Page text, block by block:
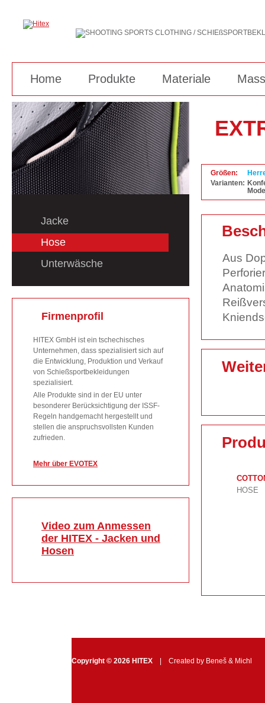
Home Produkte Materiale
Jacke
Hose
Unterwäsche
Firmenprofil
HITEX GmbH ist ein tschechisches
Unternehmen, dass spezialisiert sich auf
die Entwicklung, Produktion und Verkauf
von Schießsportbekleidungen
spezialisiert.
Alle Produkte sind in der EU unter
besonderer Berücksichtigung der ISSF-
Regeln handgemacht hergestellt und
stellen die anspruchsvollsten Kunden
zufrieden.
Mehr über EVOTEX
Video zum Anmessen
der HITEX - Jacken und
Hosen
Größen:
Varianten:
Aus
HOSE
Copyright © 2026 HITEX | Created by Beneš & Michl